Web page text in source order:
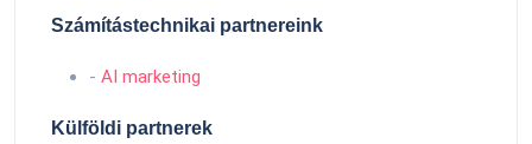
Számítástechnikai partnereink
- AI marketing
Külföldi partnerek